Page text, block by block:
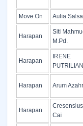
Move On Aulia
Harapan
Siti
M.Pd.
Harapan
IRENE
Harapan Arum
Harapan
Cai